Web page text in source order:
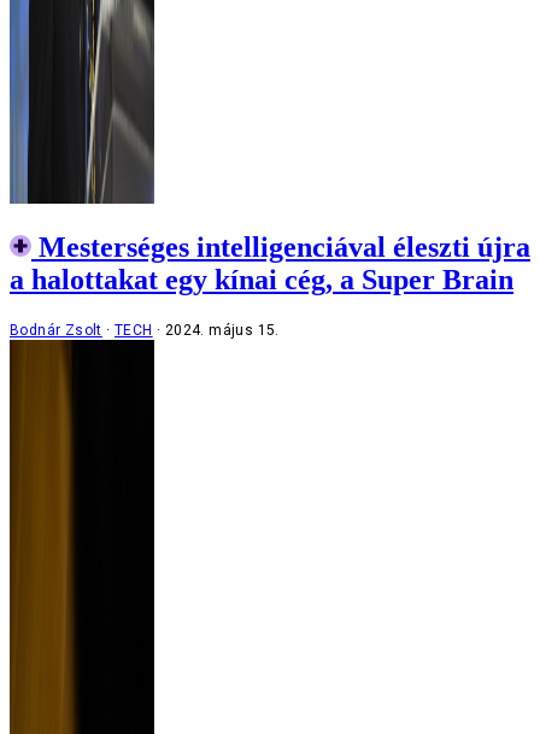
Mesterséges intelligenciával éleszti újra
a halottakat egy kínai cég, a Super Brain
Bodnár Zsolt TECH 2024. május 15.